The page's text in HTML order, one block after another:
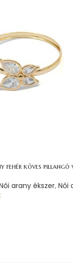
fehér köves
arany ékszer, Női